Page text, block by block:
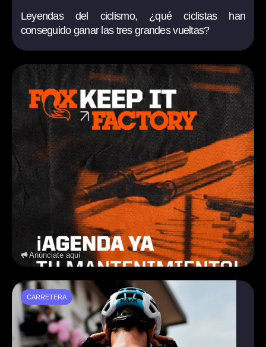
Leyendas del ciclismo, ¿qué ciclistas han
conseguido ganar las tres grandes vueltas?
Anúnciate aquí
CARRETERA